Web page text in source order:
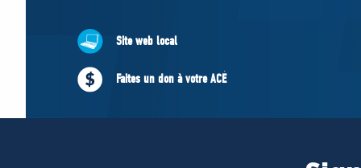
ACÉ
Site web local
Faites un don à votre ACÉ